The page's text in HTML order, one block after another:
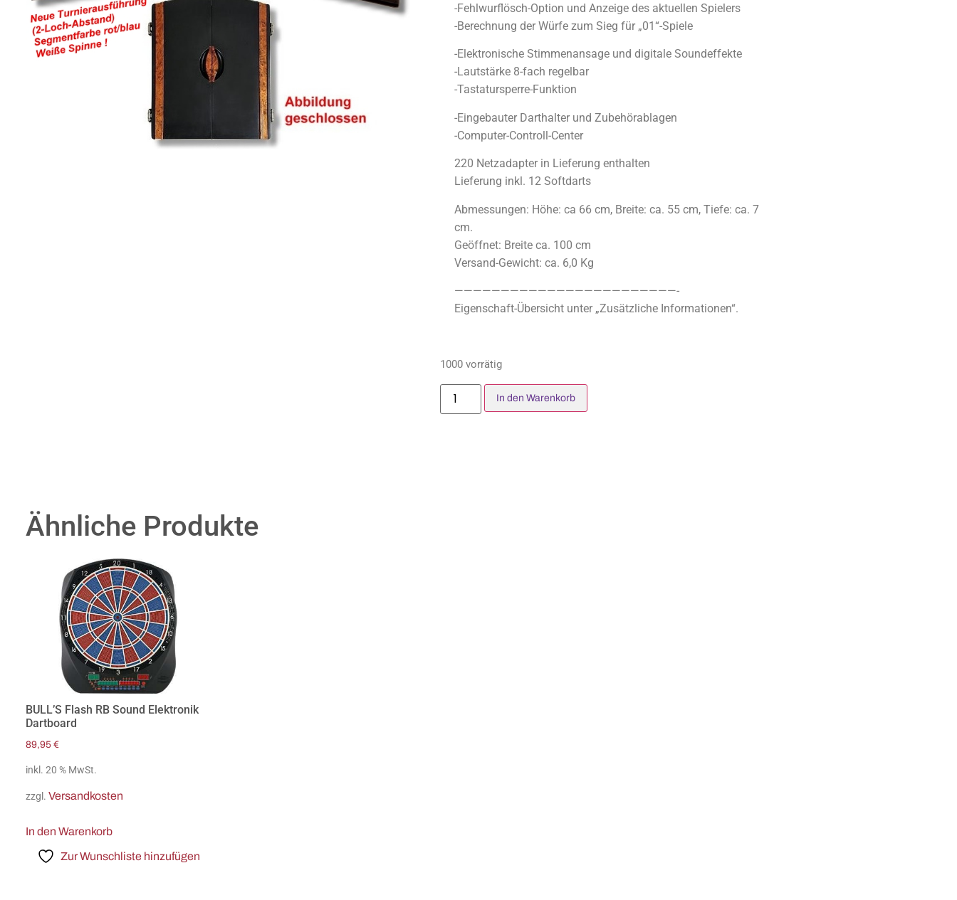
-Fehlwurflösch-Option und Anzeige des aktuellen Spielers
-Berechnung der Würfe zum Sieg für „01“-Spiele
-Elektronische Stimmenansage und digitale Soundeffekte
-Lautstärke 8-fach regelbar
-Tastatursperre-Funktion
-Eingebauter Darthalter und Zubehörablagen
-Computer-Controll-Center
220 Netzadapter in Lieferung enthalten
Lieferung inkl. 12 Softdarts
Abmessungen: Höhe: ca 66 cm, Breite: ca. 55 cm, Tiefe: ca. 7
cm.
Geöffnet: Breite ca. 100 cm
Versand-Gewicht: ca. 6,0 Kg
————————————————————————-
Eigenschaft-Übersicht unter „Zusätzliche Informationen“.
1000 vorrätig
In den Warenkorb
Ähnliche Produkte
BULL’S Flash RB Sound Elektronik
Dartboard
89,95 €
inkl. 20 % MwSt.
zzgl. Versandkosten
In den Warenkorb
Zur Wunschliste hinzufügen